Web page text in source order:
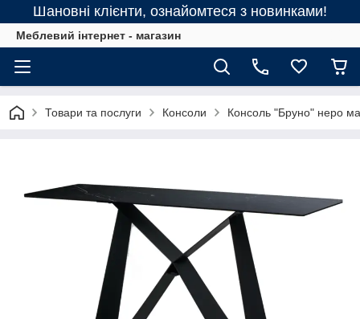
Шановні клієнти, ознайомтеся з новинками!
Меблевий інтернет - магазин
Товари та послуги Консоли Консоль "Бруно" неро